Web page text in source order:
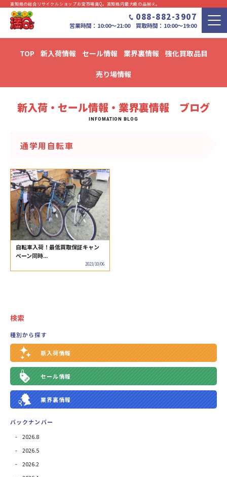
高知県の総合リサイクルショップお宝市場満Q。⾼知県内最⼤級の品揃え。
088-882-3907
営業時間：10:00〜21:00 買取時間：10:00～19:00
TOP 新入荷情報 セール情報 業界裏情報 強化買取品目
売り場情報
新入荷・セール情報・業界裏情報 ブログ
新入荷・セール情報・業界裏情報 ブログ
通学用自転車
自転車入荷！最低買取保証キャン
ペーン同時...
2023/10/06
検索
種別から探す
新入荷情報
セール情報
業界裏情報
バックナンバー
2026.8
2026.5
2026.2